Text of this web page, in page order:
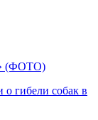
(ФОТО)
гибели собак в